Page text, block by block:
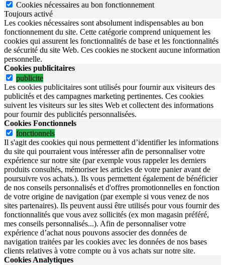
Cookies nécessaires au bon fonctionnement
Toujours activé
Les cookies nécessaires sont absolument indispensables au bon
fonctionnement du site. Cette catégorie comprend uniquement les
cookies qui assurent les fonctionnalités de base et les fonctionnalités
de sécurité du site Web. Ces cookies ne stockent aucune information
personnelle.
Cookies publicitaires
publicite
Les cookies publicitaires sont utilisés pour fournir aux visiteurs des
publicités et des campagnes marketing pertinentes. Ces cookies
suivent les visiteurs sur les sites Web et collectent des informations
pour fournir des publicités personnalisées.
Cookies Fonctionnels
fonctionnels
Il s'agit des cookies qui nous permettent d’identifier les informations
du site qui pourraient vous intéresser afin de personnaliser votre
expérience sur notre site (par exemple vous rappeler les derniers
produits consultés, mémoriser les articles de votre panier avant de
poursuivre vos achats.). Ils vous permettent également de bénéficier
de nos conseils personnalisés et d'offres promotionnelles en fonction
de votre origine de navigation (par exemple si vous venez de nos
sites partenaires). Ils peuvent aussi être utilisés pour vous fournir des
fonctionnalités que vous avez sollicités (ex mon magasin préféré,
mes conseils personnalisés...). Afin de personnaliser votre
expérience d’achat nous pouvons associer des données de
navigation traitées par les cookies avec les données de nos bases
clients relatives à votre compte ou à vos achats sur notre site.
Cookies Analytiques